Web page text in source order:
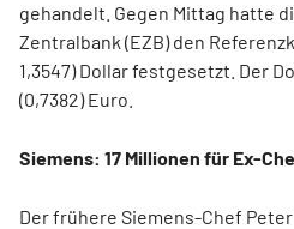
gehandelt. Gegen Mittag hatte
Zentralbank (EZB) den
1,3547) Dollar festgesetzt. Der
(0,7382) Euro.
Siemens: 17 Millionen für Ex-
Der frühere Siemens-Chef